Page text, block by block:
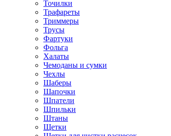
Точилки
Трафареты
Триммеры
Трусы
Фартуки
Фольга
Халаты
Чемоданы и сумки
Чехлы
Шаберы
Шапочки
Шпатели
Шпильки
Штаны
Щетки